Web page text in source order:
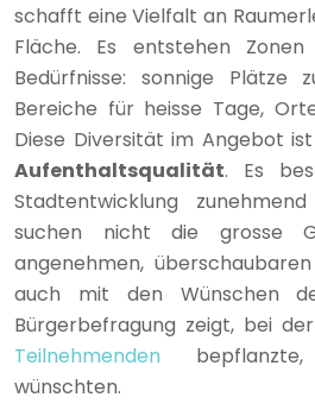
schafft eine Vielfalt an
Fläche. Es entstehen
Bedürfnisse: sonnige Plätze
Bereiche für heisse Tage,
Diese Diversität im Angebot
Aufenthaltsqualität. Es
Stadtentwicklung
suchen nicht die grosse
angenehmen,
auch mit den Wünschen
Bürgerbefragung zeigt, bei
Teilnehmenden
wünschten.